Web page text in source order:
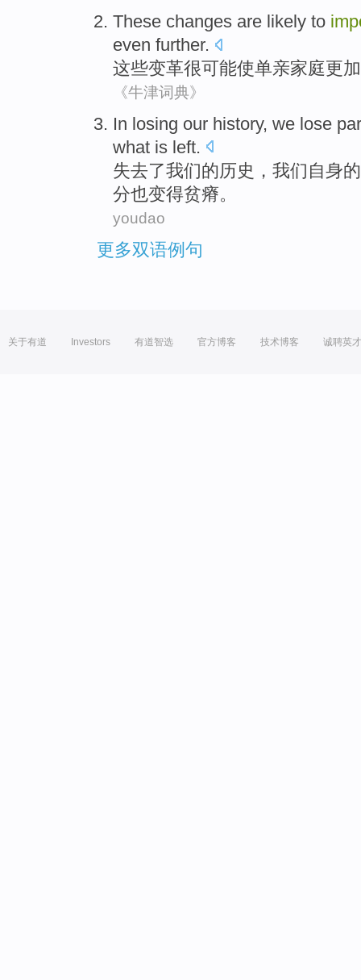
These changes are likely to
even further.
这些变革很可能使单亲家庭更
《牛津词典》
In losing our history, we lose
what is left.
失去了我们的 历史 ， 我们 自身的
分也变得贫瘠。
youdao
更多双语例句
关于有道 Investors 有道智选 官方博客 技术博客 诚聘英才